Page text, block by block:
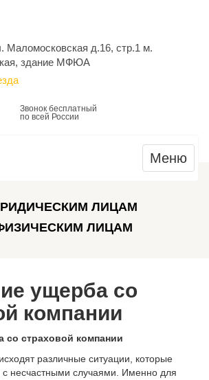
Маломосковская д.16, стр.1 м.
здание МФЮА
Звонок бесплатный
по всей России
Меню
ЛИЦАМ
ЛИЦАМ
ущерба со
компании
со страховой компании
различные ситуации, которые
с несчастными случаями. Именно для